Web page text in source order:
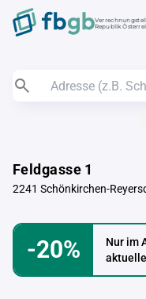
Republik
Feldgasse 1
2241 Schönkirchen-
-20%
Nur im